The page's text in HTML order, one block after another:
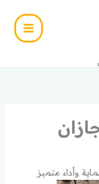
وأداء متميز